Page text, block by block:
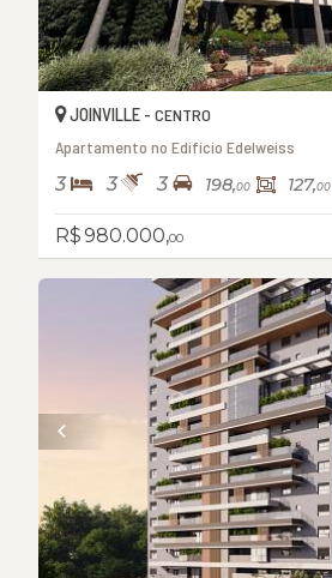
JOINVILLE - CENTRO
Apartamento no Edifício Edelweiss
3 3 3 198,00 127,00
R$ 980.000,00